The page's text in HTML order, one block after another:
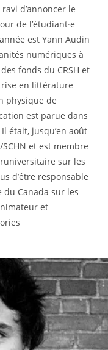
d’annoncer le
de l’étudiant·e
est Yann Audin
numériques à
fonds du CRSH et
en littérature
physique de
est parue dans
était, jusqu’en août
et est membre
sur les
d’être responsable
Canada sur les
et